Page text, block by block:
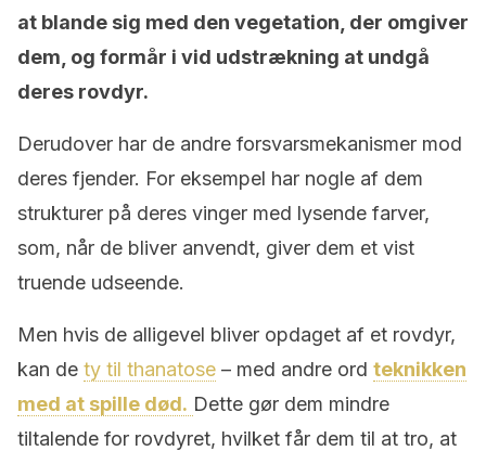
at blande sig med den vegetation, der omgiver
dem, og formår i vid udstrækning at undgå
deres rovdyr.
Derudover har de andre forsvarsmekanismer mod
deres fjender. For eksempel har nogle af dem
strukturer på deres vinger med lysende farver,
som, når de bliver anvendt, giver dem et vist
truende udseende.
Men hvis de alligevel bliver opdaget af et rovdyr,
kan de ty til thanatose – med andre ord teknikken
med at spille død. Dette gør dem mindre
tiltalende for rovdyret, hvilket får dem til at tro, at